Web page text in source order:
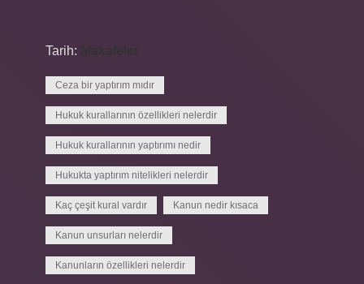
Tarih:
Ceza bir yaptırım mıdır
Hukuk kurallarının özellikleri nelerdir
Hukuk kurallarının yaptırımı nedir
Hukukta yaptırım nitelikleri nelerdir
Kaç çeşit kural vardır Kanun nedir kısaca
Kanun unsurları nelerdir
Kanunların özellikleri nelerdir